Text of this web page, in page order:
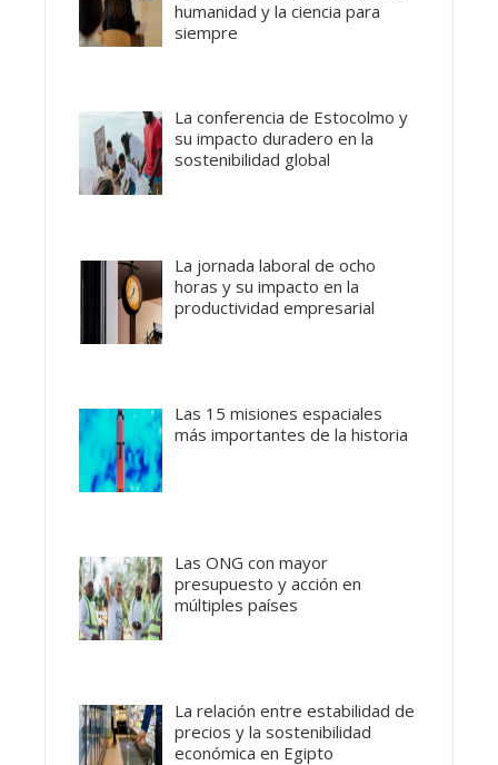
humanidad y la ciencia para
siempre
La conferencia de Estocolmo y
su impacto duradero en la
sostenibilidad global
La jornada laboral de ocho
horas y su impacto en la
productividad empresarial
Las 15 misiones espaciales
más importantes de la historia
Las ONG con mayor
presupuesto y acción en
múltiples países
La relación entre estabilidad de
precios y la sostenibilidad
económica en Egipto